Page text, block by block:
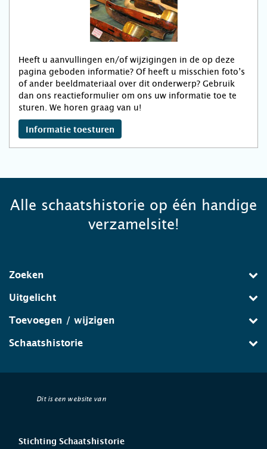
Heeft u aanvullingen en/of wijzigingen in de op deze
pagina geboden informatie? Of heeft u misschien foto’s
of ander beeldmateriaal over dit onderwerp? Gebruik
dan ons reactieformulier om ons uw informatie toe te
sturen. We horen graag van u!
Informatie toesturen
Alle schaatshistorie op één handige
verzamelsite!
Zoeken
Uitgelicht
Toevoegen / wijzigen
Schaatshistorie
Dit is een website van
Stichting Schaatshistorie